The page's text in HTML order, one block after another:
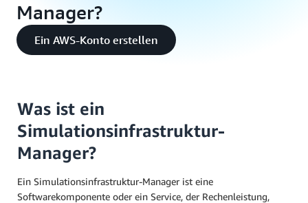
Manager?
Ein AWS-Konto erstellen
Was ist ein
Simulationsinfrastruktur-
Manager?
Ein Simulationsinfrastruktur-Manager ist eine
Softwarekomponente oder ein Service, der Rechenleistung,